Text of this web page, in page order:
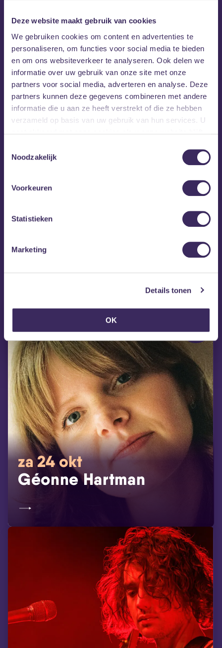
Deze website maakt gebruik van cookies
We gebruiken cookies om content en advertenties te
personaliseren, om functies voor social media te bieden
en om ons websiteverkeer te analyseren. Ook delen we
informatie over uw gebruik van onze site met onze
partners voor social media, adverteren en analyse. Deze
partners kunnen deze gegevens combineren met andere
informatie die u aan ze heeft verstrekt of die ze hebben
verzameld op basis van uw gebruik van hun services. U
Noodzakelijk
Voorkeuren
Statistieken
Marketing
Details tonen
OK
MEZZ tipt
za 24 okt
Géonne Hartman